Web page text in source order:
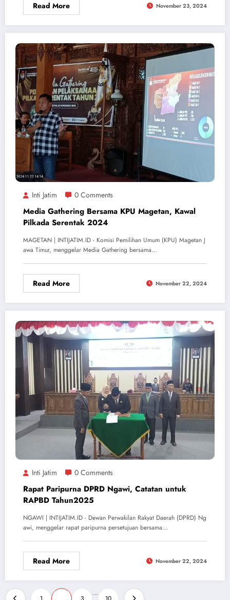
Read More November 23, 2024
Inti Jatim 0 Comments
Media Gathering Bersama KPU Magetan, Kawal
Pilkada Serentak 2024
MAGETAN | INTIJATIM.ID - Komisi Pemilihan Umum (KPU) Magetan J
awa Timur, menggelar Media Gathering bersama…
Read More November 22, 2024
Inti Jatim 0 Comments
Rapat Paripurna DPRD Ngawi, Catatan untuk
RAPBD Tahun2025
NGAWI | INTIJATIM.ID - Dewan Perwakilan Rakyat Daerah (DPRD) Ng
awi, menggelar rapat paripurna persetujuan bersama…
Read More November 22, 2024
Posts …